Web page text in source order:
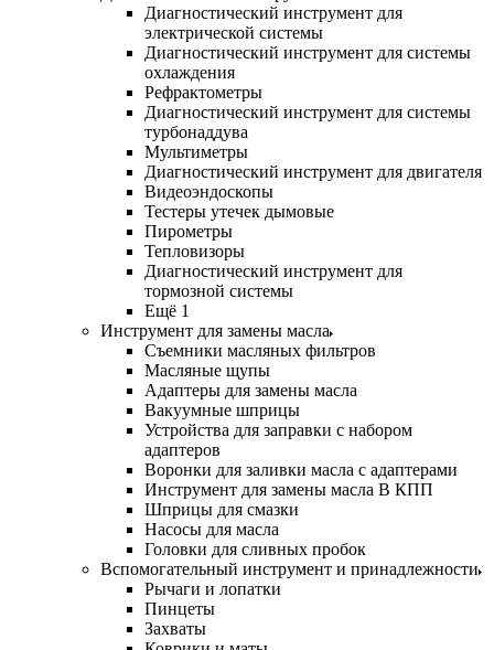
Диагностический инструмент для
электрической системы
Диагностический инструмент для системы
охлаждения
Рефрактометры
Диагностический инструмент для системы
турбонаддува
Мультиметры
Диагностический инструмент для двигателя
Видеоэндоскопы
Тестеры утечек дымовые
Пирометры
Тепловизоры
Диагностический инструмент для
тормозной системы
Ещё 1
Инструмент для замены масла
Съемники масляных фильтров
Масляные щупы
Адаптеры для замены масла
Вакуумные шприцы
Устройства для заправки с набором
адаптеров
Воронки для заливки масла с адаптерами
Инструмент для замены масла В КПП
Шприцы для смазки
Насосы для масла
Головки для сливных пробок
Вспомогательный инструмент и принадлежности
Рычаги и лопатки
Пинцеты
Захваты